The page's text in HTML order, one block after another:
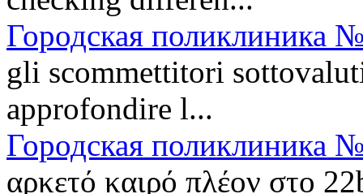
Городская поликлиника
gli scommettitori
approfondire l...
Городская поликлиника
αρκετό καιρό πλέον στο